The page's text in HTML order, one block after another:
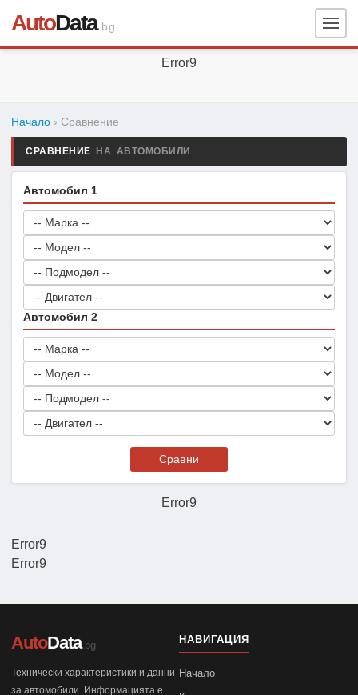
AutoData.bg
Error9
Error9
Начало › Сравнение
СРАВНЕНИЕ НА АВТОМОБИЛИ
Автомобил 1
Автомобил 2
Сравни
Error9
Error9
AutoData.bg
Технически характеристики и данни
за автомобили. Информацията е
НАВИГАЦИЯ
Начало